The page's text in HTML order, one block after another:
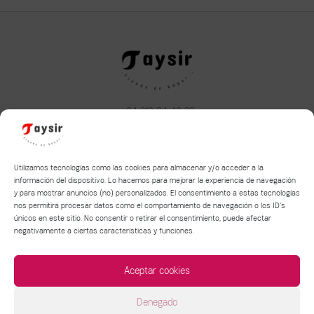
Utilizamos tecnologías como las cookies para almacenar y/o acceder a la
información del dispositivo. Lo hacemos para mejorar la experiencia de navegación
y para mostrar anuncios (no) personalizados. El consentimiento a estas tecnologías
nos permitirá procesar datos como el comportamiento de navegación o los ID's
únicos en este sitio. No consentir o retirar el consentimiento, puede afectar
negativamente a ciertas características y funciones.
Aceptar cookies
Denegado
+34 610 34 43 22
Aviso legal Política de privacidad Política de Cookies
Términos y condiciones de compra y devolución
Política de entrega de mercancía